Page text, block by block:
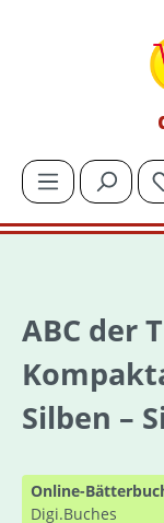
ABC der
Silben –
Online-
Digi.Buches